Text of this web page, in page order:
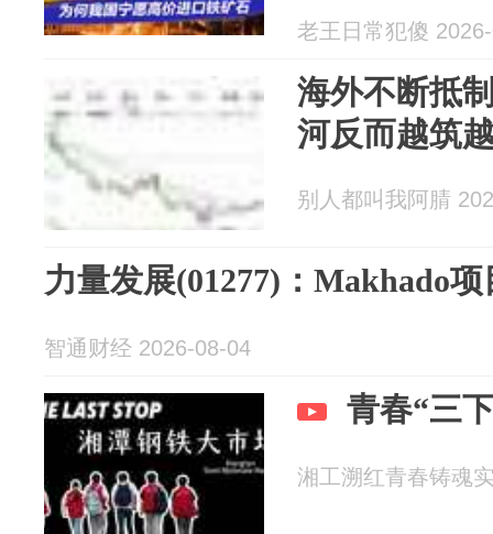
老王日常犯傻
海外不断抵
河反而越筑
别人都叫我阿腈
力量发展(01277)：Makhado
智通财经 2026-08-04
青春“三
湘工溯红青春铸魂